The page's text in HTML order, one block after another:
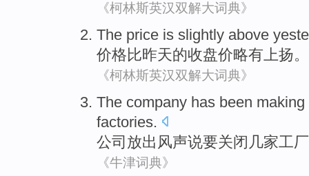
《柯林斯英汉双解大词典》
The price is slightly above
价格比昨天的收盘价略有上扬。
《柯林斯英汉双解大词典》
The company has been
factories.
公司 放出 风声说要关闭 几家工厂
《牛津词典》